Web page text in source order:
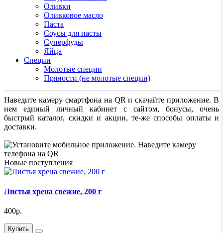
Оливки
Оливковое масло
Паста
Соусы для пасты
Суперфуды
Яйца
Специи
Молотые специи
Пряности (не молотые специи)
Наведите камеру смартфона на QR и скачайте приложение. В
нем единый личный кабинет с сайтом, бонусы, очень
быстрый каталог, скидки и акции, те-же способы оплаты и
доставки.
Новые поступления
Листья хрена свежие, 200 г
400р.
Купить